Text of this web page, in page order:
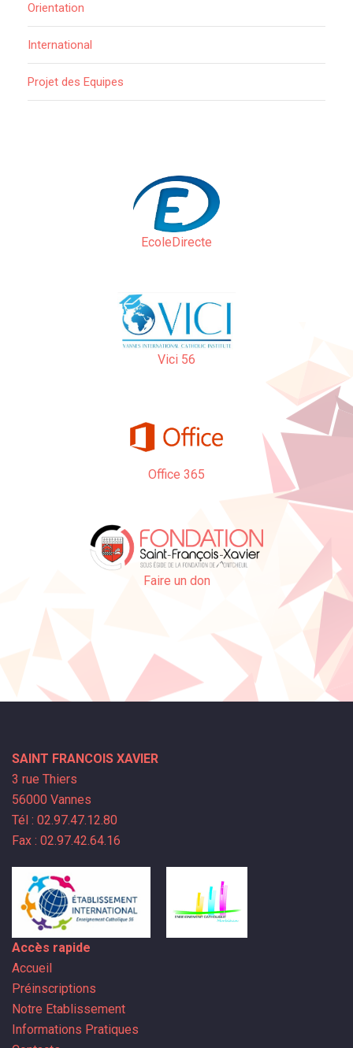
Orientation
International
Projet des Equipes
EcoleDirecte
Vici 56
Office 365
Faire un don
SAINT FRANCOIS XAVIER
3 rue Thiers
56000 Vannes
Tél : 02.97.47.12.80
Fax : 02.97.42.64.16
Accès rapide
Accueil
Préinscriptions
Notre Etablissement
Informations Pratiques